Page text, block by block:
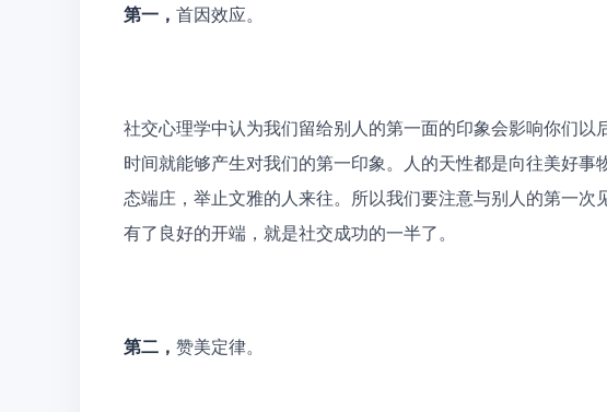
第一， 首因效应。
社交心理学中认为我们留给别人的第一面的印象会影响你们
时间就能够产生对我们的第一印象。人的天性都是向往美好
态端庄，举止文雅的人来往。所以我们要注意与别人的第一次
有了良好的开端，就是社交成功的一半了。
第二， 赞美定律。